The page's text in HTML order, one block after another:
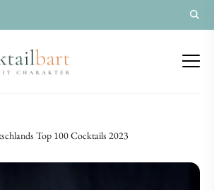
Top 100 Cocktails 2023